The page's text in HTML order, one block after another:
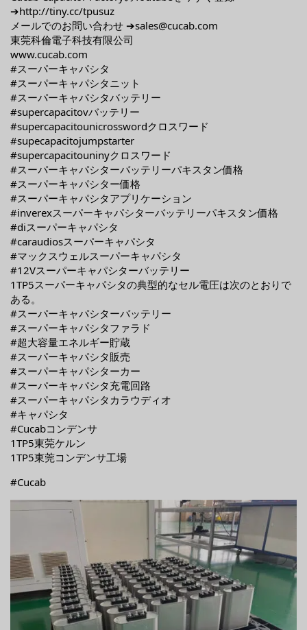
➔http://tiny.cc/tpusuz
メールでのお問い合わせ ➔sales@cucab.com
東莞科倫電子科技有限公司
www.cucab.com
#スーパーキャパシタ
#スーパーキャパシタニット
#スーパーキャパシタバッテリー
#supercapacitovバッテリー
#supercapacitounicrosswordクロスワード
#supecapacitojumpstarter
#supercapacitouninyクロスワード
#スーパーキャパシターバッテリーパキスタン価格
#スーパーキャパシター価格
#スーパーキャパシタアプリケーション
#inverexスーパーキャパシターバッテリーパキスタン価格
#diスーパーキャパシタ
#caraudiosスーパーキャパシタ
#マックスウェルスーパーキャパシタ
#12Vスーパーキャパシターバッテリー
1TP5スーパーキャパシタの典型的なセル電圧は次のとおりで
ある。
#スーパーキャパシターバッテリー
#スーパーキャパシタファラド
#超大容量エネルギー貯蔵
#スーパーキャパシタ販売
#スーパーキャパシターカー
#スーパーキャパシタ充電回路
#スーパーキャパシタカラウディオ
#キャパシタ
#Cucabコンデンサ
1TP5東莞ケルン
1TP5東莞コンデンサ工場
#Cucab